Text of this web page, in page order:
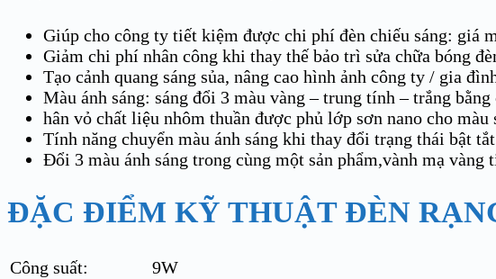
Giúp cho công ty tiết kiệm được chi phí đèn chiếu sáng: giá
Giảm chi phí nhân công khi thay thế bảo trì sửa chữa bóng
Tạo cảnh quang sáng sủa, nâng cao hình ảnh công ty / gia
Màu ánh sáng: sáng đổi 3 màu vàng – trung tính – trắng bằng
hân vỏ chất liệu nhôm thuần được phủ lớp sơn nano cho
Tính năng chuyển màu ánh sáng khi thay đổi trạng thái bật
Đổi 3 màu ánh sáng trong cùng một sản phẩm,vành mạ vàng
ĐẶC ĐIỂM KỸ THUẬT ĐÈN
Công suất:
9W